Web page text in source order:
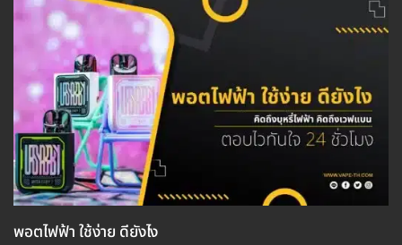
พอตไฟฟ้า ใช้ง่าย ดียังไง